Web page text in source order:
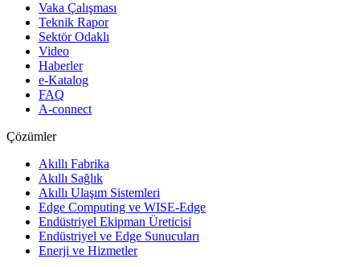
Vaka Çalışması
Teknik Rapor
Sektör Odaklı
Video
Haberler
e-Katalog
FAQ
A-connect
Çözümler
Akıllı Fabrika
Akıllı Sağlık
Akıllı Ulaşım Sistemleri
Edge Computing ve WISE-Edge
Endüstriyel Ekipman Üreticisi
Endüstriyel ve Edge Sunucuları
Enerji ve Hizmetler